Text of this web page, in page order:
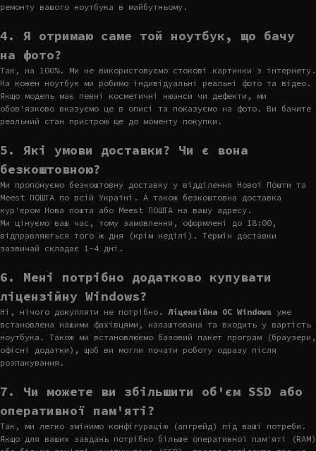
ремонту вашого ноутбука в майбутньому.
4. Я отримаю саме той ноутбук, що бачу
на фото?
Так, на 100%. Ми не використовуємо стокові картинки з інтернету.
На кожен ноутбук ми робимо індивідуальні реальні фото та відео.
Якщо модель має певні косметичні нюанси чи дефекти, ми
обов'язково вказуємо це в описі та показуємо на фото. Ви бачите
реальний стан пристрою ще до моменту покупки.
5. Які умови доставки? Чи є вона
безкоштовною?
Ми пропонуємо безкоштовну доставку у відділення Нової Пошти та
Meest ПОШТА по всій Україні. А також безкоштовна доставка
кур'єром Нова пошта або Meest ПОШТА на вашу адресу.
Ми цінуємо ваш час, тому замовлення, оформлені до 18:00,
відправляються того ж дня (крім неділі). Термін доставки
зазвичай складає 1-4 дні.
6. Мені потрібно додатково купувати
ліцензійну Windows?
Ні, нічого докупляти не потрібно. Ліцензійна ОС Windows уже
встановлена нашими фахівцями, налаштована та входить у вартість
ноутбука. Також ми встановлюємо базовий пакет програм (браузери,
офісні додатки), щоб ви могли почати роботу одразу після
розпакування.
7. Чи можете ви збільшити об'єм SSD або
оперативної пам'яті?
Так, ми легко змінимо конфігурацію (апгрейд) під ваші потреби.
Якщо для ваших завдань потрібно більше оперативної пам'яті (RAM)